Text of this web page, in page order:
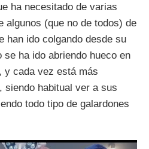
ha necesitado de varias
algunos (que no de todos) de
han ido colgando desde su
se ha ido abriendo hueco en
y cada vez está más
siendo habitual ver a sus
todo tipo de galardones